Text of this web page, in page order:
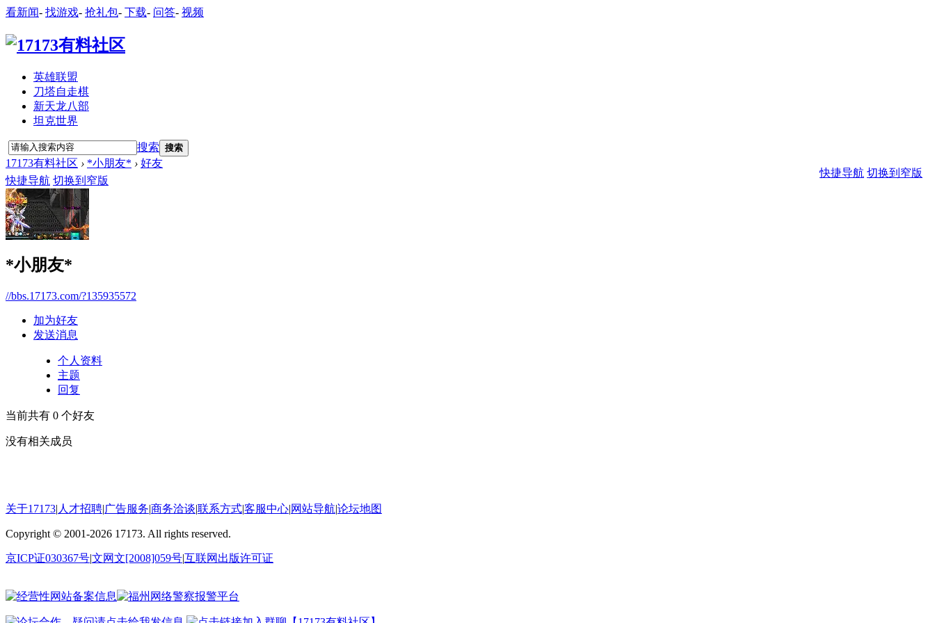
看新闻- 找游戏- 抢礼包- 下载- 问答- 视频
英雄联盟
刀塔自走棋
新天龙八部
坦克世界
搜索 搜索
17173有料社区 › *小朋友* › 好友
快捷导航 切换到窄版
快捷导航 切换到窄版
*小朋友*
//bbs.17173.com/?135935572
加为好友
发送消息
个人资料
主题
回复
当前共有 0 个好友
没有相关成员
关于17173| 人才招聘|广告服务|商务洽谈|联系方式|客服中心|网站导航|论坛地图
Copyright © 2001-2026 17173. All rights reserved.
京ICP证030367号|文网文[2008]059号|互联网出版许可证